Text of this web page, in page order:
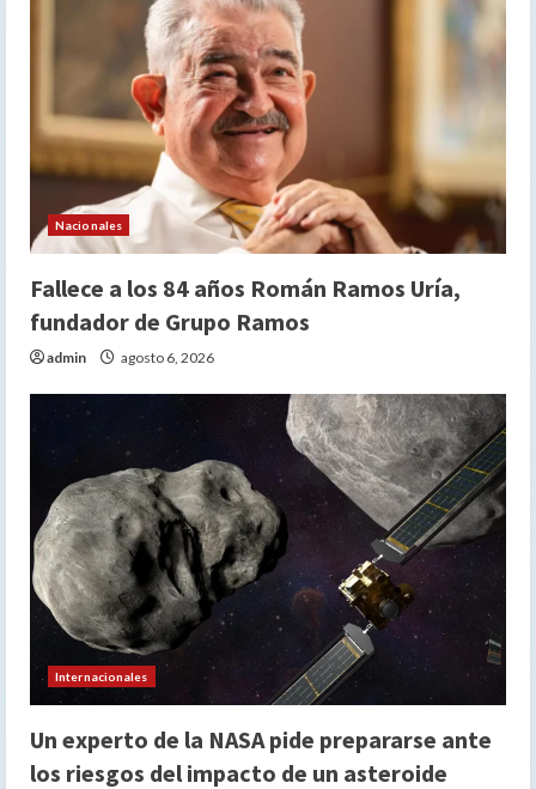
Nacionales
Fallece a los 84 años Román Ramos Uría,
fundador de Grupo Ramos
admin agosto 6, 2026
Internacionales
Un experto de la NASA pide prepararse ante
los riesgos del impacto de un asteroide